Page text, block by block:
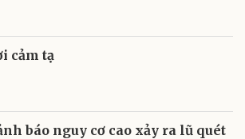
cảm tạ
báo nguy cơ cao xảy ra lũ quét